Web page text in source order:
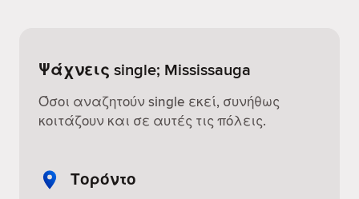
Ψάχνεις single; Mississauga
Όσοι αναζητούν single εκεί, συνήθως
κοιτάζουν και σε αυτές τις πόλεις.
Τορόντο